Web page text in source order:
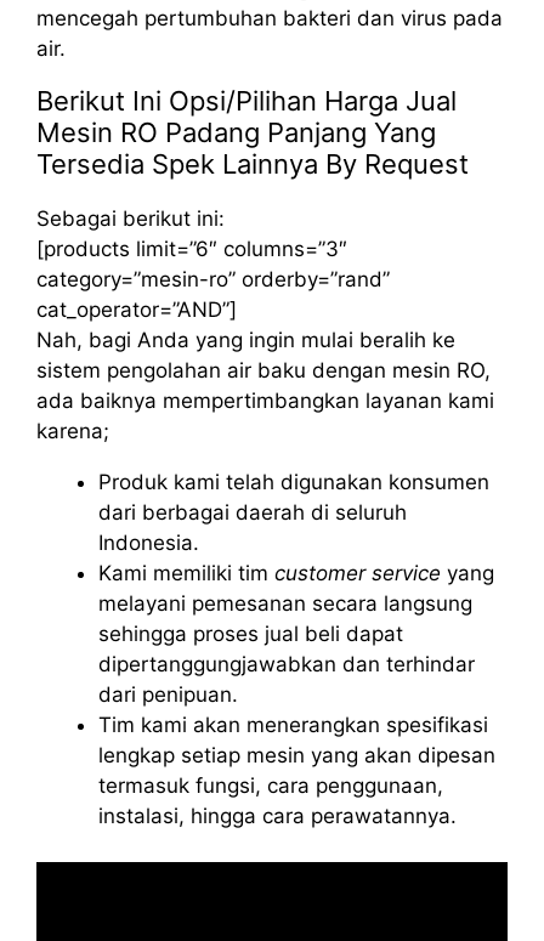
mencegah pertumbuhan bakteri dan virus pada
air.
Berikut Ini Opsi/Pilihan Harga Jual
Mesin RO Padang Panjang Yang
Tersedia Spek Lainnya By Request
Sebagai berikut ini:
[products limit=”6″ columns=”3″
category=”mesin-ro” orderby=”rand”
cat_operator=”AND”]
Nah, bagi Anda yang ingin mulai beralih ke
sistem pengolahan air baku dengan mesin RO,
ada baiknya mempertimbangkan layanan kami
karena;
Produk kami telah digunakan konsumen
dari berbagai daerah di seluruh
Indonesia.
Kami memiliki tim customer service yang
melayani pemesanan secara langsung
sehingga proses jual beli dapat
dipertanggungjawabkan dan terhindar
dari penipuan.
Tim kami akan menerangkan spesifikasi
lengkap setiap mesin yang akan dipesan
termasuk fungsi, cara penggunaan,
instalasi, hingga cara perawatannya.